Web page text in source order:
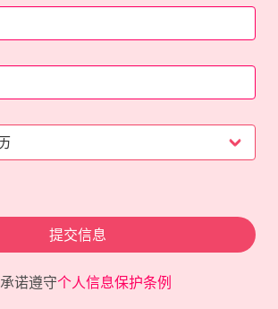
提交信息
承诺遵守个人信息保护条例